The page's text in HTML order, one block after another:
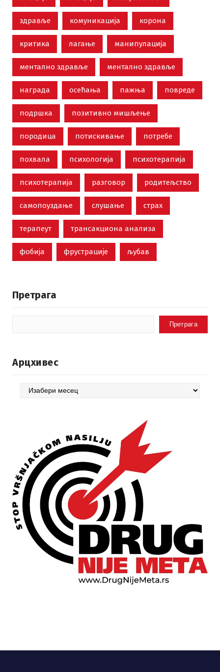
здравље комуникација корона
критика лагање манипулација
ментално здравље ментално здравље
награда осећања пажња повреде
подршка позитивно мишљење
породица потискивање потребе
похвала психологија психотерапија
психотерапија разговор родитељство
самопоуздање слушање страх
терапеут трансакциона анализа
фобија фрустрације љубав
Претрага
Претрага
Арцхивес
Арцхивес